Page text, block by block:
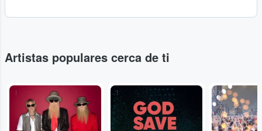
Artistas populares cerca de ti
... ... Adobe Stock